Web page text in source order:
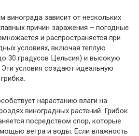
винограда зависит от нескольких
причин заражения – погодные
и распространяется при
условиях, включая теплую
30 градусов Цельсия) и высокую
условия создают идеальную
нарастанию влаги на
виноградных растений. Грибок
посредством спор, которые
ветра и воды. Если влажность